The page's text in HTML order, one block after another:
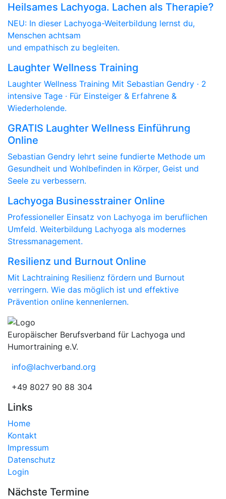
Heilsames Lachyoga. Lachen als Therapie?
NEU: In dieser Lachyoga-Weiterbildung lernst du,
Menschen achtsam
und empathisch zu begleiten.
Laughter Wellness Training
Laughter Wellness Training Mit Sebastian Gendry · 2
intensive Tage · Für Einsteiger & Erfahrene &
Wiederholende.
GRATIS Laughter Wellness Einführung
Online
Sebastian Gendry lehrt seine fundierte Methode um
Gesundheit und Wohlbefinden in Körper, Geist und
Seele zu verbessern.
Lachyoga Businesstrainer Online
Professioneller Einsatz von Lachyoga im beruflichen
Umfeld. Weiterbildung Lachyoga als modernes
Stressmanagement.
Resilienz und Burnout Online
Mit Lachtraining Resilienz fördern und Burnout
verringern. Wie das möglich ist und effektive
Prävention online kennenlernen.
Europäischer Berufsverband für Lachyoga und
Humortraining e.V.
info@lachverband.org
+49 8027 90 88 304
Links
Home
Kontakt
Impressum
Datenschutz
Login
Nächste Termine